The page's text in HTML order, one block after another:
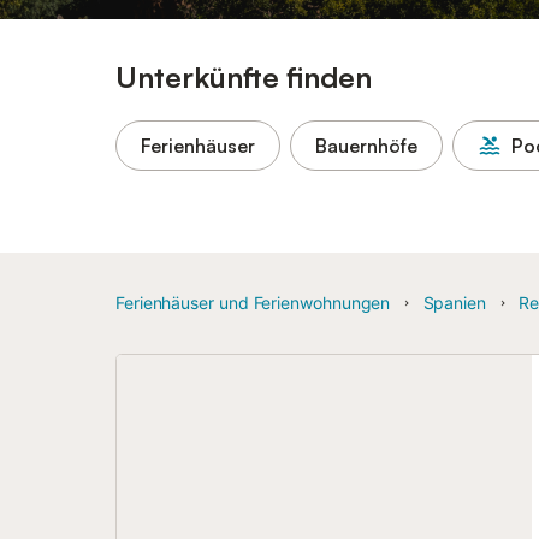
Unterkünfte finden
Ferienhäuser Bauernhöfe
Ferienhäuser und Ferienwohnungen Spanien